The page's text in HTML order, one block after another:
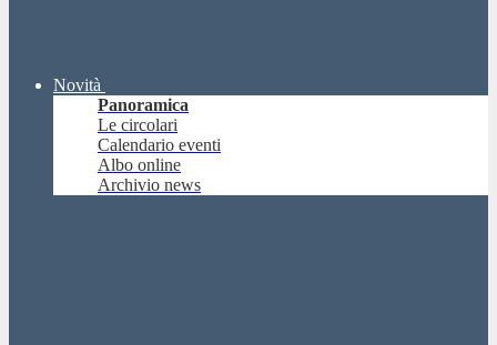
Novità
Panoramica
Le circolari
Calendario eventi
Albo online
Archivio news